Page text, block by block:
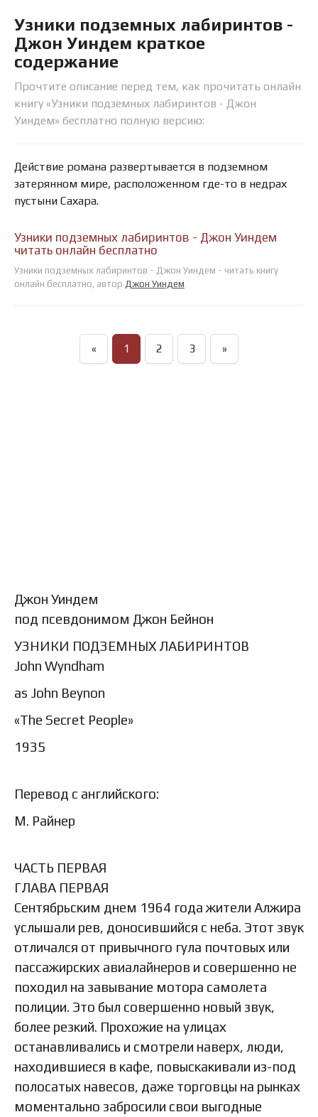
Узники подземных лабиринтов -
Джон Уиндем краткое
содержание
Прочтите описание перед тем, как прочитать онлайн
книгу «Узники подземных лабиринтов - Джон
Уиндем» бесплатно полную версию:
Действие романа развертывается в подземном
затерянном мире, расположенном где-то в недрах
пустыни Сахара.
Узники подземных лабиринтов - Джон Уиндем
читать онлайн бесплатно
Узники подземных лабиринтов - Джон Уиндем - читать книгу
онлайн бесплатно, автор Джон Уиндем
« 1 2 3 »
Джон Уиндем
под псевдонимом Джон Бейнон
УЗНИКИ ПОДЗЕМНЫХ ЛАБИРИНТОВ
John Wyndham
as John Beynon
«The Secret People»
1935
Перевод с английского:
М. Райнер
ЧАСТЬ ПЕРВАЯ
ГЛАВА ПЕРВАЯ
Сентябрьским днем 1964 года жители Алжира
услышали рев, доносившийся с неба. Этот звук
отличался от привычного гула почтовых или
пассажирских авиалайнеров и совершенно не
походил на завывание мотора самолета
полиции. Это был совершенно новый звук,
более резкий. Прохожие на улицах
останавливались и смотрели наверх, люди,
находившиеся в кафе, повыскакивали из-под
полосатых навесов, даже торговцы на рынках
моментально забросили свои выгодные